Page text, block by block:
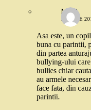
Moni
16 IULIE
Asa este, un
buna cu parintii,
din partea
bullying-ului
bullies chiar
au armele
face fata, din
parintii.